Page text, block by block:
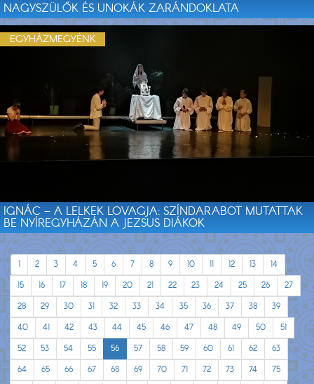
NAGYSZÜLŐK ÉS UNOKÁK ZARÁNDOKLATA
IGNÁC – A LELKEK LOVAGJA: SZÍNDARABOT MUTATTAK
BE NYÍREGYHÁZÁN A JEZSUS DIÁKOK
EGYHÁZMEGYÉNK
1 2 3 4 5 6 7 8 9 10 11 12 13
14
15
16 17 18 19 20 21 22 23 24 25 26
27
28
29 30 31 32 33 34 35 36 37 38
39
40
41 42 43 44 45 46 47 48 49 50
51
52
53 54 55 56 57 58 59 60 61 62
63
64
65 66 67 68 69 70 71 72 73 74
75